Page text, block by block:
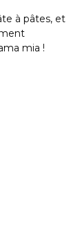
à pâtes, et
mia !